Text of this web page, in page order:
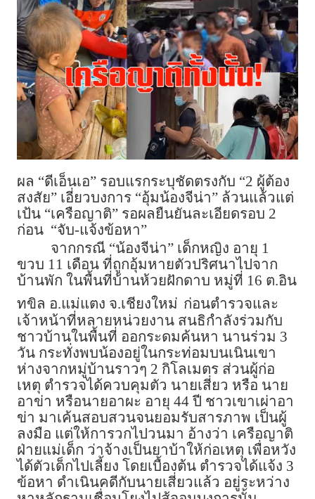
ผล “ดีเอ็นเอ” รอบแรกระบุชัดตรงกับ “2 ผู้ต้อง
สงสัย” เอี่ยวบงการ “อุ้มน้องจีน่า” ล้วนแล้วแต่
เป้น “เครือญาติ” รอผลยืนยันละเอียดรอบ 2
ก่อน “จับ-แจ้งข้อหา”
จากกรณี “น้องจีน่า” เด็กหญิง อายุ 1
ขวบ 11 เดือน ที่ถูกอุ้มหายตัวปริศนาไปจาก
บ้านพัก ในพื้นที่บ้านห้วยฝักดาบ หมู่ที่ 16 ต.อิน
ทขิล อ.แม่แตง จ.เชียงใหม่ ก่อนตำรวจและ
เจ้าหน้าที่หลายหน่วยงาน สนธิกำลังร่วมกับ
ชาวบ้านในพื้นที่ ออกระดมค้นหา นานร่วม 3
วัน กระทั่งพบน้องอยู่ในกระท่อมบนเนินเขา
ห่างจากหมู่บ้านราวๆ 2 กิโลเมตร ส่วนผู้ก่อ
เหตุ ตำรวจได้ควบคุมตัว นายเสี่ยว หรือ นาย
อาข่า หรือนายอาผะ อายุ 44 ปี ชาวเขาเผ่าอา
ข่า มาเค้นสอบสวนจนยอมรับสารภาพ เป็นผู้
ลงมือ แต่ให้การวกไปวนมา อ้างว่า เครือญาติ
ฝ่ายแม่เด็ก ว่าจ้างเป็นยาบ้าให้ก่อเหตุ เพื่อหวัง
ได้ตัวเด็กไปเลี้ยง โดยเบื้องต้น ตำรวจได้แจ้ง 3
ข้อหา ดำเนินคดีกับนายเสี่ยวแล้ว อยู่ระหว่าง